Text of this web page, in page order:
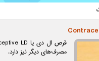
مصرف‌های دیگر نیز دارد.